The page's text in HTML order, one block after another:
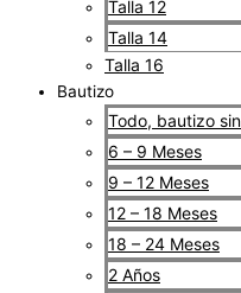
Talla 12
Talla 14
Talla 16
Bautizo
Todo, bautizo
6 – 9 Meses
9 – 12 Meses
12 – 18 Meses
18 – 24 Meses
2 Años